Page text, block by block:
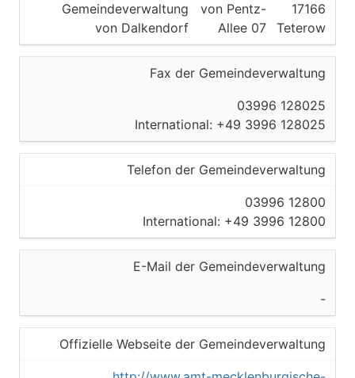
Gemeindeverwaltung
von Dalkendorf
von Pentz-
Allee 07
17166
Teterow
Fax der Gemeindeverwaltung
03996 128025
International: +49 3996 128025
Telefon der Gemeindeverwaltung
03996 12800
International: +49 3996 12800
E-Mail der Gemeindeverwaltung
-
Offizielle Webseite der Gemeindeverwaltung